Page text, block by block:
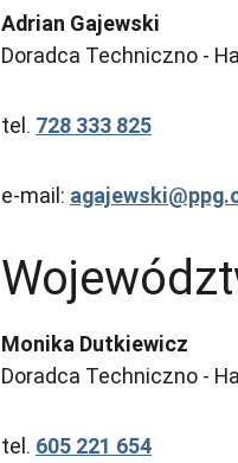
Adrian Gajewski
Doradca Techniczno -
tel. 728 333 825
e-mail:
Monika Dutkiewicz
Doradca Techniczno -
tel. 605 221 654